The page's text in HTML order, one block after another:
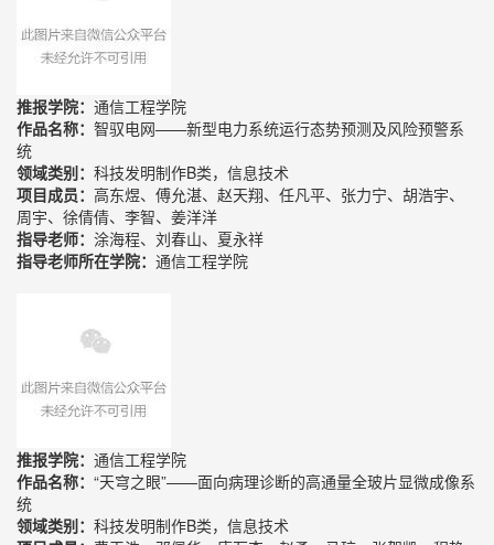
推报学院： 通信工程学院
作品名称： 智驭电网——新型电力系统运行态势预测及风险预警系
统
领域类别： 科技发明制作B类，信息技术
项目成员： 高东煜、傅允湛、赵天翔、任凡平、张力宁、胡浩宇、
周宇、徐倩倩、李智、姜洋洋
指导老师： 涂海程、刘春山、夏永祥
指导老师所在学院： 通信工程学院
推报学院： 通信工程学院
作品名称： “天穹之眼”——面向病理诊断的高通量全玻片显微成像系
统
领域类别： 科技发明制作B类，信息技术